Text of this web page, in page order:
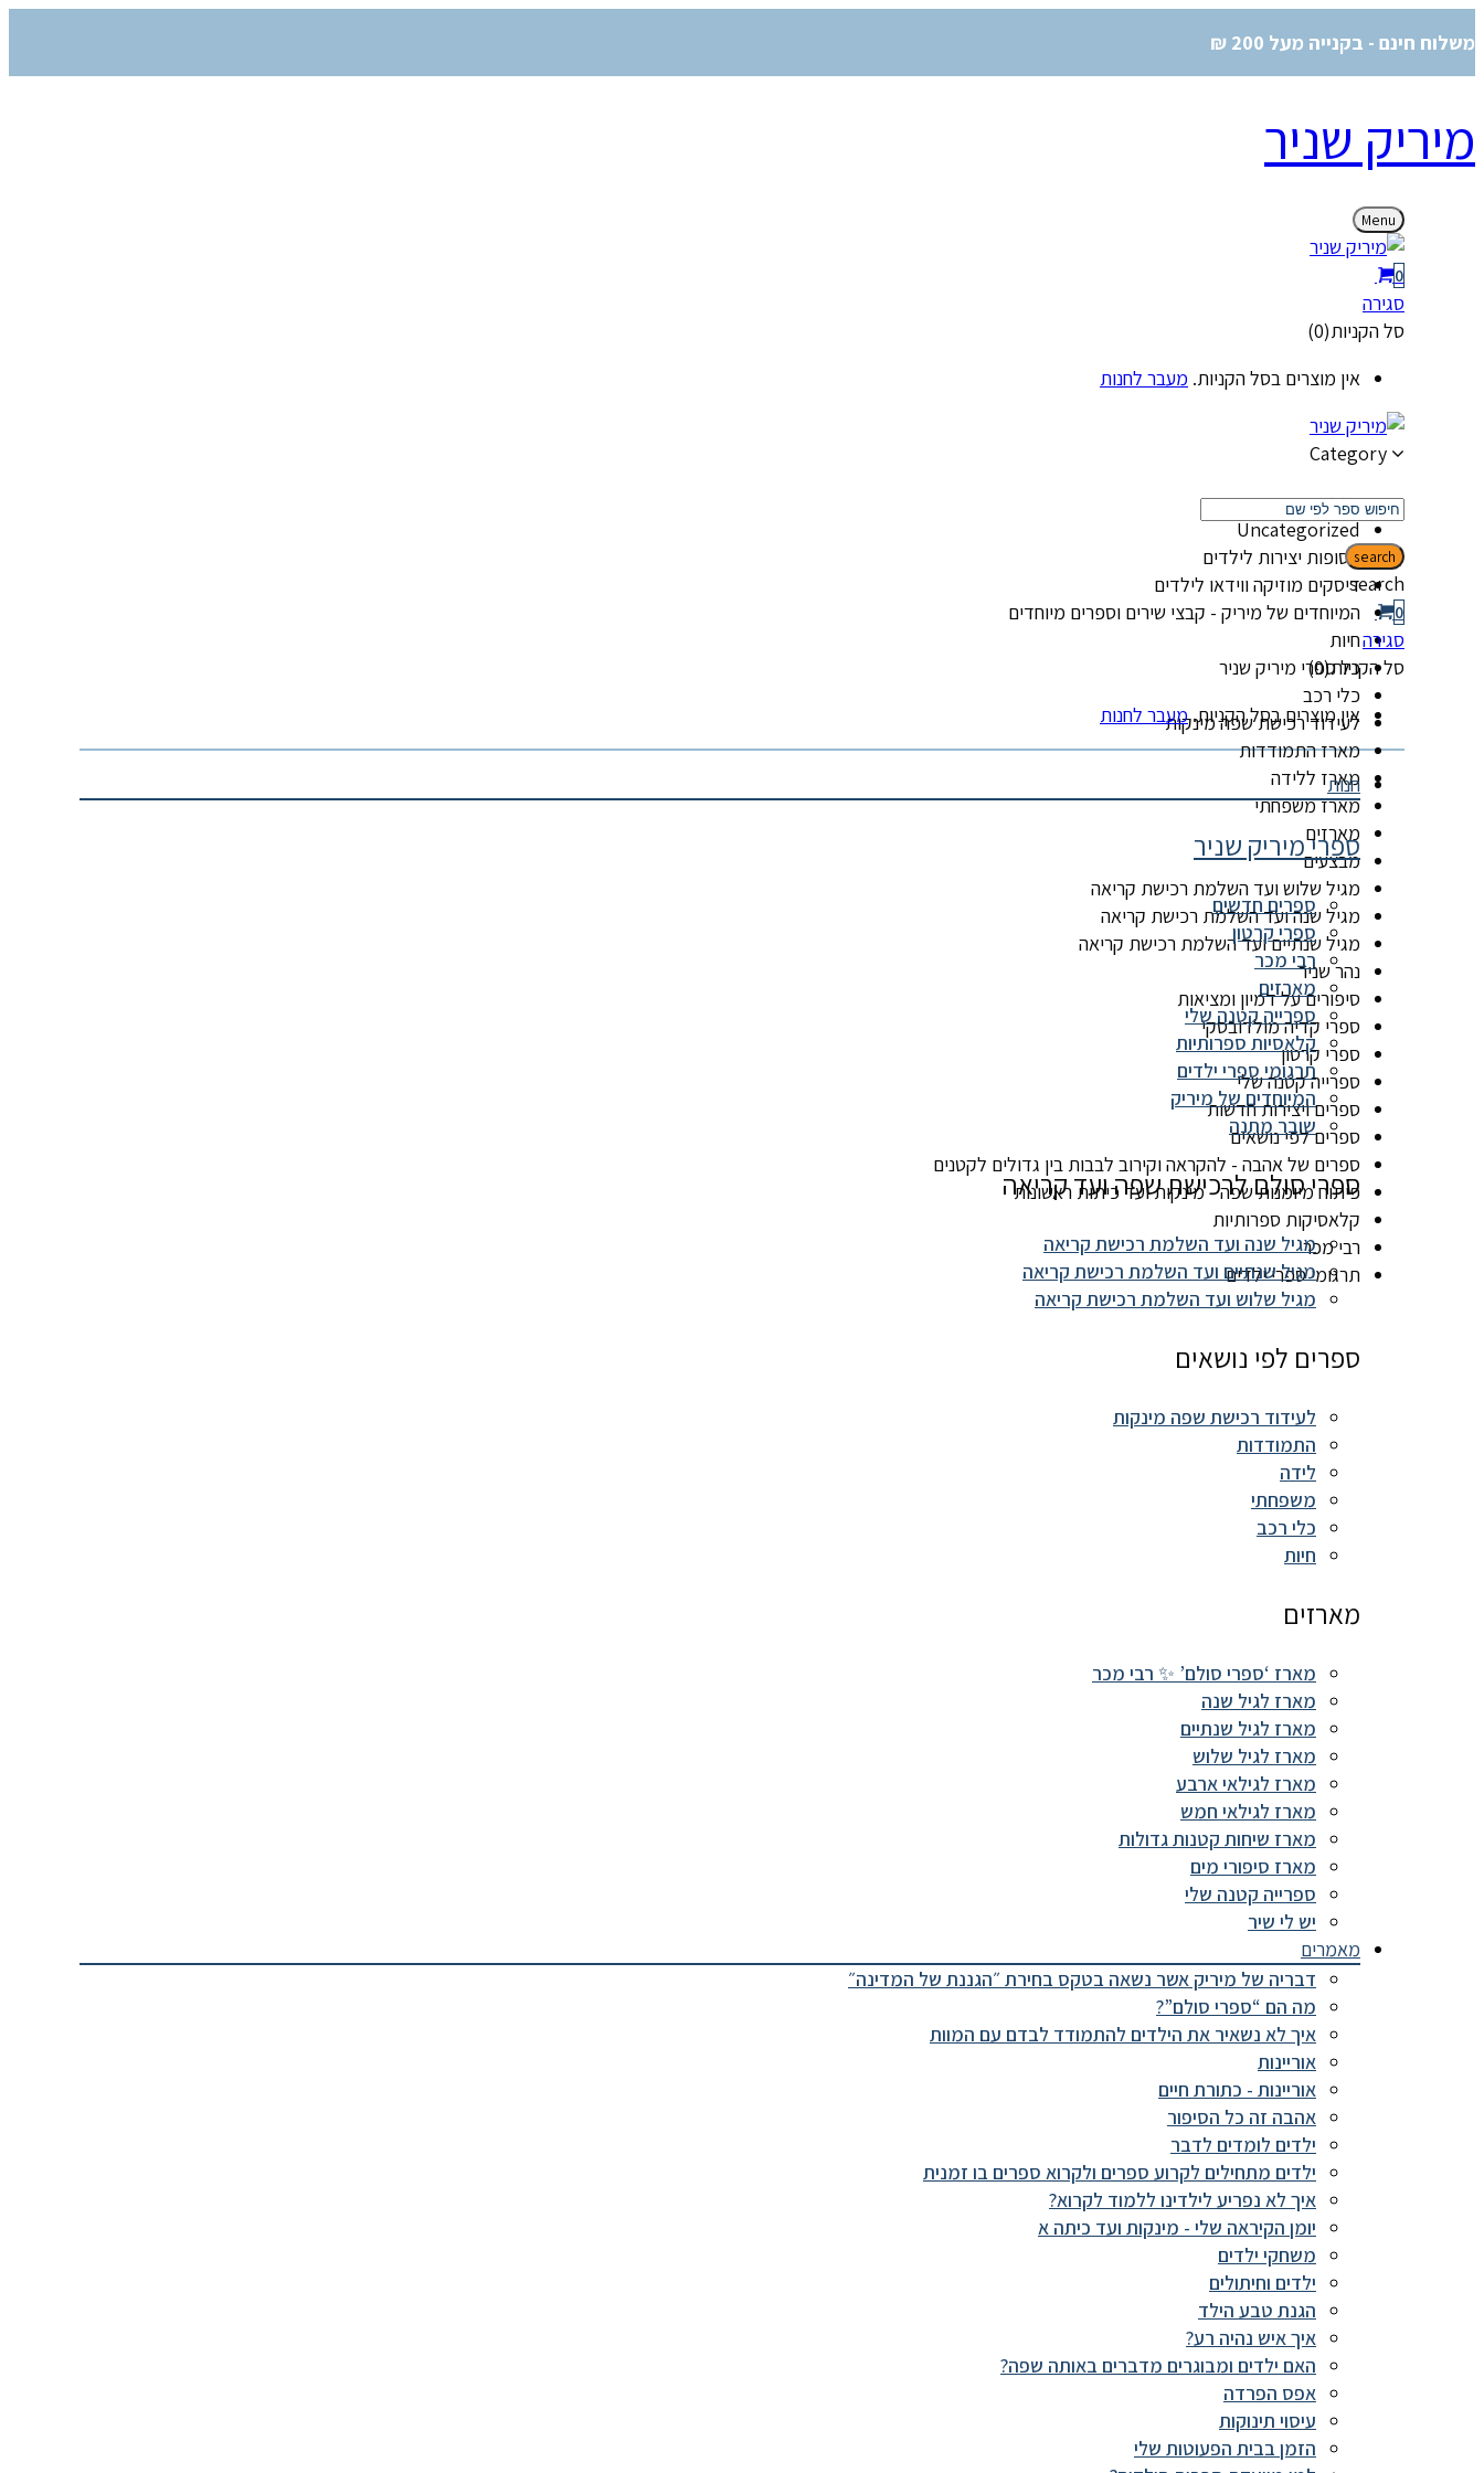
משלוח חינם - בקנייה מעל 200 ₪
מיריק שניר
Menu
0
סגירה
סל הקניות(0)
אין מוצרים בסל הקניות. מעבר לחנות
Category
קטגוריות
Uncategorized
אסופות יצירות לילדים
דיסקים מוזיקה ווידאו לילדים
המיוחדים של מיריק - קבצי שירים וספרים מיוחדים
חיות
כל ספרי מיריק שניר
כלי רכב
לעידוד רכישת שפה מינקות
מארז התמודדות
מארז ללידה
מארז משפחתי
מארזים
מבצעים
מגיל שלוש ועד השלמת רכישת קריאה
מגיל שנה ועד השלמת רכישת קריאה
מגיל שנתיים ועד השלמת רכישת קריאה
נהר שניר
סיפורים על דמיון ומציאות
ספרי קדיה מולדובסקי
ספרי קרטון
ספרייה קטנה שלי
ספרים ויצירות חדשות
ספרים לפי נושאים
ספרים של אהבה - להקראה וקירוב לבבות בין גדולים לקטנים
פיתוח מיומנות שפה - מינקות ועד כיתות ראשונות
קלאסיקות ספרותיות
רבי מכר
תרגומי ספרי ילדים
search
search
0
סגירה
סל הקניות(0)
אין מוצרים בסל הקניות. מעבר לחנות
חנות
ספרי מיריק שניר
ספרים חדשים
ספרי קרטון
רבי מכר
מארזים
ספרייה קטנה שלי
קלאסיות ספרותיות
תרגומי ספרי ילדים
המיוחדים של מיריק
שובר מתנה
ספרי סולם לרכישת שפה ועד קריאה
מגיל שנה ועד השלמת רכישת קריאה
מגיל שנתיים ועד השלמת רכישת קריאה
מגיל שלוש ועד השלמת רכישת קריאה
ספרים לפי נושאים
לעידוד רכישת שפה מינקות
התמודדות
לידה
משפחתי
כלי רכב
חיות
מארזים
מארז ‘ספרי סולם’ ✨ רבי מכר
מארז לגיל שנה
מארז לגיל שנתיים
מארז לגיל שלוש
מארז לגילאי ארבע
מארז לגילאי חמש
מארז שיחות קטנות גדולות
מארז סיפורי מים
ספרייה קטנה שלי
יש לי שיר
מאמרים
דבריה של מיריק אשר נשאה בטקס בחירת ״הגננת של המדינה״
מה הם “ספרי סולם”?
איך לא נשאיר את הילדים להתמודד לבדם עם המוות
אוריינות
אוריינות - כתורת חיים
אהבה זה כל הסיפור
ילדים לומדים לדבר
ילדים מתחילים לקרוע ספרים ולקרוא ספרים בו זמנית
איך לא נפריע לילדינו ללמוד לקרוא?
יומן הקיראה שלי - מינקות ועד כיתה א
משחקי ילדים
ילדים וחיתולים
הגנת טבע הילד
איך איש נהיה רע?
האם ילדים ומבוגרים מדברים באותה שפה?
אפס הפרדה
עיסוי תינוקות
הזמן בבית הפעוטות שלי